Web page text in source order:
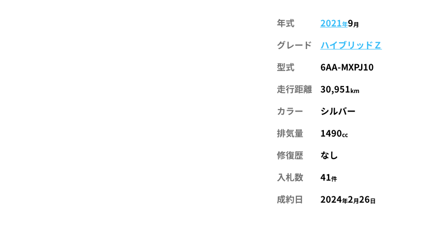
年式 2021年9月
グレード
ハイブリッドＺ
型式
6AA-MXPJ10
走行距離
30,951km
カラー
シルバー
排気量
1490cc
修復歴
なし
入札数
41件
成約日 2024年2月26日